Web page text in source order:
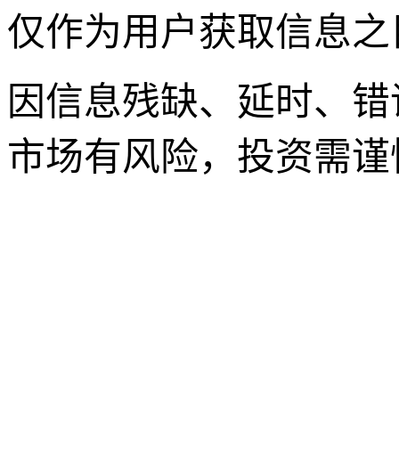
仅作为用户获取信息
因信息残缺、延时、
市场有风险，投资需